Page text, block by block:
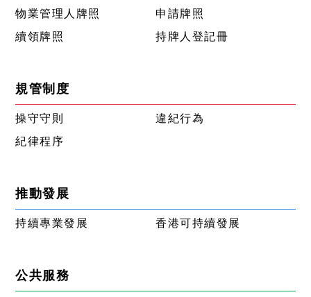
物業管理人牌照
申請牌照
續領牌照
持牌人登記冊
規管制度
操守守則
違紀行為
紀律程序
推動發展
持續專業發展 香港可持續發展
公共服務